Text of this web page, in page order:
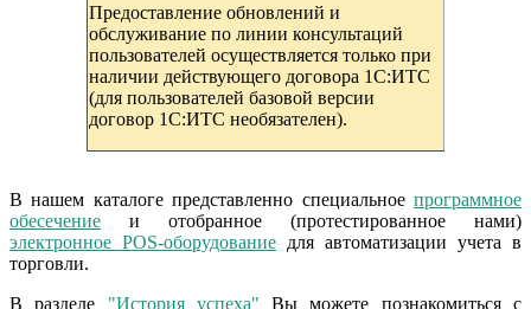
Предоставление обновлений и
обслуживание по линии консультаций
пользователей осуществляется только при
наличии действующего договора 1С:ИТС
(для пользователей базовой версии
договор 1С:ИТС необязателен).
В нашем каталоге представленно специальное программное
обесечение и отобранное (протестированное нами)
электронное POS-оборудование для автоматизации учета в
торговли.
В разделе "История успеха" Вы можете познакомиться с